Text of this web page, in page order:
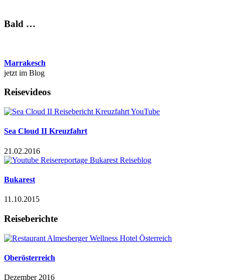
Bald …
Marrakesch
jetzt im Blog
Reisevideos
Sea Cloud II Kreuzfahrt
21.02.2016
Bukarest
11.10.2015
Reiseberichte
Oberösterreich
Dezember 2016